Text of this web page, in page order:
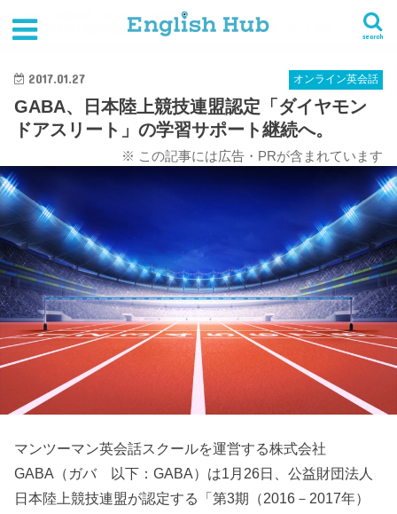
search
オンライン英会話
GABA、日本陸上競技連盟認定「ダイヤモンドアスリート」の学習サポート継続へ。
オンライン英会話
2017.01.27
GABA、日本陸上競技連盟認定「ダイヤモン
ドアスリート」の学習サポート継続へ。
※ この記事には広告・PRが含まれています
マンツーマン英会話スクールを運営する株式会社
GABA（ガバ 以下：GABA）は1月26日、公益財団法人
日本陸上競技連盟が認定する「第3期（2016－2017年）